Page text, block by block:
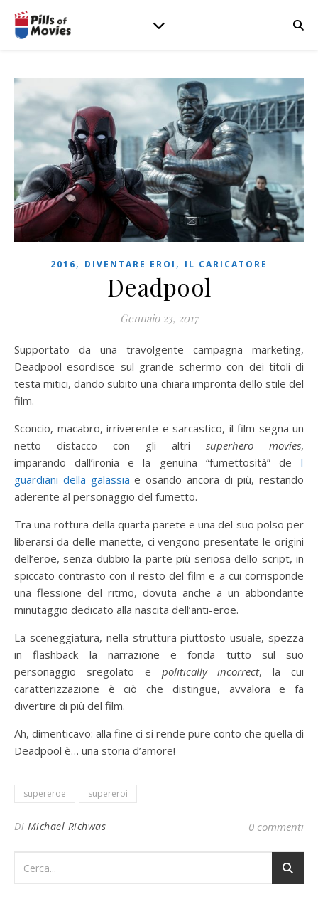
2016, DIVENTARE EROI , IL CARICATORE
Deadpool
Gennaio 23, 2017
Supportato da una travolgente campagna marketing,
Deadpool esordisce sul grande schermo con dei titoli di
testa mitici, dando subito una chiara impronta dello stile del
film.
Sconcio, macabro, irriverente e sarcastico, il film segna un
netto distacco con gli altri superhero movies,
imparando dall’ironia e la genuina “fumettosità” de I
guardiani della galassia e osando ancora di più, restando
aderente al personaggio del fumetto.
Tra una rottura della quarta parete e una del suo polso per
liberarsi da delle manette, ci vengono presentate le origini
dell’eroe, senza dubbio la parte più seriosa dello script, in
spiccato contrasto con il resto del film e a cui corrisponde
una flessione del ritmo, dovuta anche a un abbondante
minutaggio dedicato alla nascita dell’anti-eroe.
La sceneggiatura, nella struttura piuttosto usuale, spezza
in flashback la narrazione e fonda tutto sul suo
personaggio sregolato e politically incorrect, la cui
caratterizzazione è ciò che distingue, avvalora e fa
divertire di più del film.
Ah, dimenticavo: alla fine ci si rende pure conto che quella di
Deadpool è… una storia d’amore!
supereroe supereroi
Di Michael Richwas 0 commenti